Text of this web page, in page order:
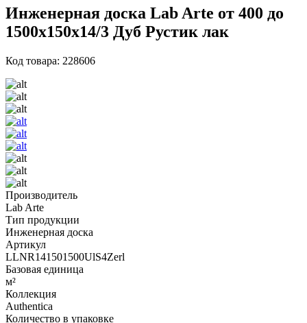
Инженерная доска Lab Arte от 400 до
1500х150х14/3 Дуб Рустик лак
Код товара: 228606
Производитель
Lab Arte
Тип продукции
Инженерная доска
Артикул
LLNR141501500UlS4Zerl
Базовая единица
м²
Коллекция
Authentica
Количество в упаковке